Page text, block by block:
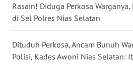
Rasain! Diduga Perkosa
di Sel Polres Nias Selatan
Dituduh Perkosa, Ancam Bunuh
Polisi, Kades Awoni Nias Selatan:
WN
MALUKU
WN